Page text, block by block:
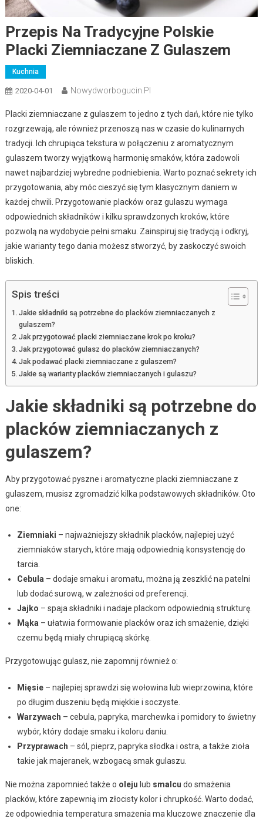
Przepis Na Tradycyjne Polskie
Placki Ziemniaczane Z Gulaszem
Kuchnia
2020-04-01 Nowydworbogucin.pl
Placki ziemniaczane z gulaszem to jedno z tych dań, które nie tylko
rozgrzewają, ale również przenoszą nas w czasie do kulinarnych
tradycji. Ich chrupiąca tekstura w połączeniu z aromatycznym
gulaszem tworzy wyjątkową harmonię smaków, która zadowoli
nawet najbardziej wybredne podniebienia. Warto poznać sekrety ich
przygotowania, aby móc cieszyć się tym klasycznym daniem w
każdej chwili. Przygotowanie placków oraz gulaszu wymaga
odpowiednich składników i kilku sprawdzonych kroków, które
pozwolą na wydobycie pełni smaku. Zainspiruj się tradycją i odkryj,
jakie warianty tego dania możesz stworzyć, by zaskoczyć swoich
bliskich.
Spis treści
Jakie składniki są potrzebne do placków ziemniaczanych z
gulaszem?
Jak przygotować placki ziemniaczane krok po kroku?
Jak przygotować gulasz do placków ziemniaczanych?
Jak podawać placki ziemniaczane z gulaszem?
Jakie są warianty placków ziemniaczanych i gulaszu?
Jakie składniki są potrzebne do
placków ziemniaczanych z
gulaszem?
Aby przygotować pyszne i aromatyczne placki ziemniaczane z
gulaszem, musisz zgromadzić kilka podstawowych składników. Oto
one:
Ziemniaki – najważniejszy składnik placków, najlepiej użyć
ziemniaków starych, które mają odpowiednią konsystencję do
tarcia.
Cebula – dodaje smaku i aromatu, można ją zeszklić na patelni
lub dodać surową, w zależności od preferencji.
Jajko – spaja składniki i nadaje plackom odpowiednią strukturę.
Mąka – ułatwia formowanie placków oraz ich smażenie, dzięki
czemu będą miały chrupiącą skórkę.
Przygotowując gulasz, nie zapomnij również o:
Mięsie– najlepiej sprawdzi się wołowina lub wieprzowina, które
po długim duszeniu będą miękkie i soczyste.
Warzywach – cebula, papryka, marchewka i pomidory to świetny
wybór, który dodaje smaku i koloru daniu.
Przyprawach – sól, pieprz, papryka słodka i ostra, a także zioła
takie jak majeranek, wzbogacą smak gulaszu.
Nie można zapomnieć także o oleju lub smalcu do smażenia
placków, które zapewnią im złocisty kolor i chrupkość. Warto dodać,
że odpowiednia temperatura smażenia ma kluczowe znaczenie dla